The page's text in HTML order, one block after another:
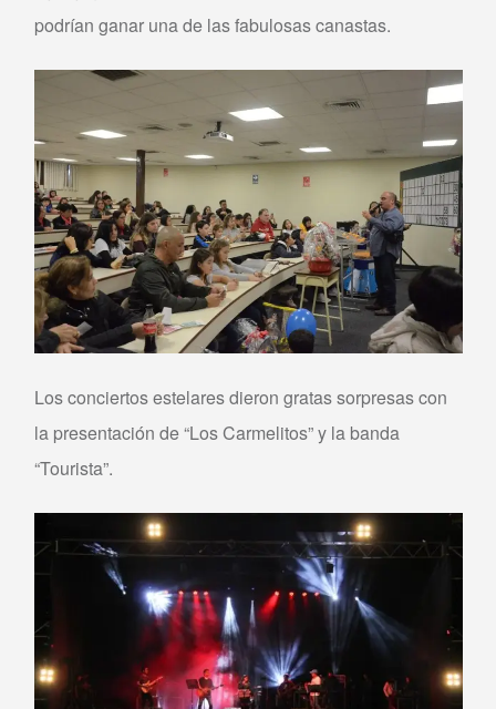
podrían ganar una de las fabulosas canastas.
Los conciertos estelares dieron gratas sorpresas con
la presentación de “Los Carmelitos” y la banda
“Tourista”.